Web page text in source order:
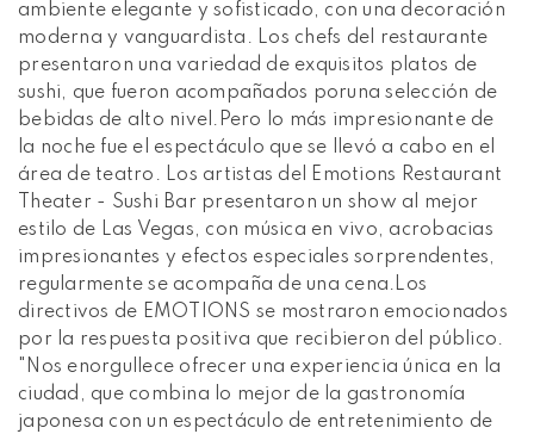
ambiente elegante y sofisticado, con una decoración
moderna y vanguardista. Los chefs del restaurante
presentaron una variedad de exquisitos platos de
sushi, que fueron acompañados poruna selección de
bebidas de alto nivel.Pero lo más impresionante de
la noche fue el espectáculo que se llevó a cabo en el
área de teatro. Los artistas del Emotions Restaurant
Theater - Sushi Bar presentaron un show al mejor
estilo de Las Vegas, con música en vivo, acrobacias
impresionantes y efectos especiales sorprendentes,
regularmente se acompaña de una cena.Los
directivos de EMOTIONS se mostraron emocionados
por la respuesta positiva que recibieron del público.
"Nos enorgullece ofrecer una experiencia única en la
ciudad, que combina lo mejor de la gastronomía
japonesa con un espectáculo de entretenimiento de